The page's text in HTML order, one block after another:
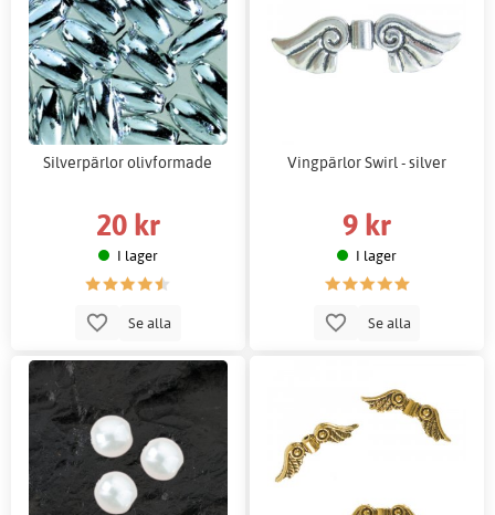
Silverpärlor olivformade
20 kr
I lager
Se alla
Vingpärlor Swirl - silver
9 kr
I lager
Se alla